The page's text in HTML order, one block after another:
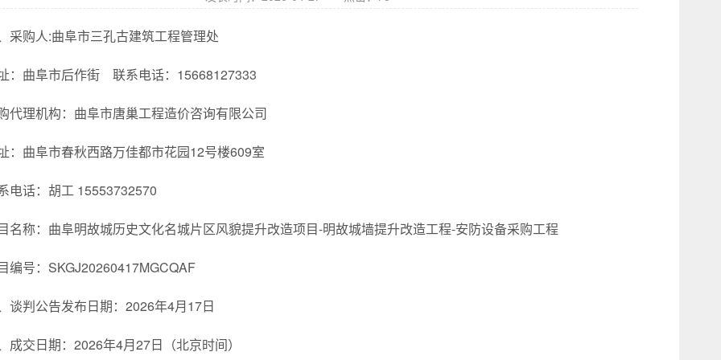
采购人:曲阜市三孔古建筑工程管理处
：曲阜市后作街 联系电话：15668127333
代理机构：曲阜市唐巢工程造价咨询有限公司
：曲阜市春秋西路万佳都市花园12号楼609室
电话：胡工 15553732570
名称：曲阜明故城历史文化名城片区风貌提升改造项目-明故城墙提升改造工程-安防设备采购工程
编号：SKGJ20260417MGCQAF
谈判公告发布日期：2026年4月17日
成交日期：2026年4月27日（北京时间）